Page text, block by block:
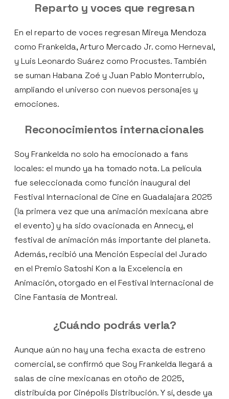
Reparto y voces que regresan
En el reparto de voces regresan Mireya Mendoza
como Frankelda, Arturo Mercado Jr. como Herneval,
y Luis Leonardo Suárez como Procustes. También
se suman Habana Zoé y Juan Pablo Monterrubio,
ampliando el universo con nuevos personajes y
emociones.
Reconocimientos internacionales
Soy Frankelda no solo ha emocionado a fans
locales: el mundo ya ha tomado nota. La película
fue seleccionada como función inaugural del
Festival Internacional de Cine en Guadalajara 2025
(la primera vez que una animación mexicana abre
el evento) y ha sido ovacionada en Annecy, el
festival de animación más importante del planeta.
Además, recibió una Mención Especial del Jurado
en el Premio Satoshi Kon a la Excelencia en
Animación, otorgado en el Festival Internacional de
Cine Fantasía de Montreal.
¿Cuándo podrás verla?
Aunque aún no hay una fecha exacta de estreno
comercial, se confirmó que Soy Frankelda llegará a
salas de cine mexicanas en otoño de 2025,
distribuida por Cinépolis Distribución. Y sí, desde ya